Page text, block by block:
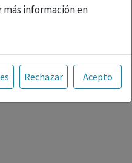
información en
la Página Web está
español y, por
sanitarios legalmente
medicamentos
informativo,
profesionales
Rechazar Acepto